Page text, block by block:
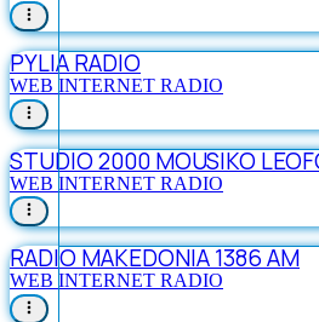
PYLIA RADIO
WEB INTERNET RADIO
STUDIO 2000 MOUSIKO
WEB INTERNET RADIO
RADIO MAKEDONIA 1386 AM
WEB INTERNET RADIO